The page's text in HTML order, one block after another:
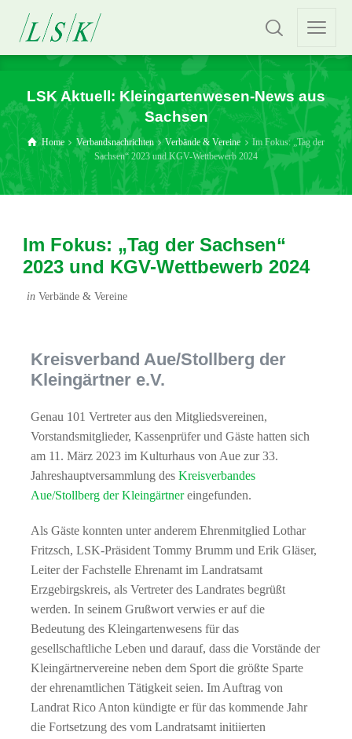
LSK Aktuell: Kleingartenwesen-News aus
Sachsen
Home Verbandsnachrichten Verbände & Vereine
Im Fokus: „Tag der
Sachsen“ 2023 und KGV-Wettbewerb 2024
Im Fokus: „Tag der Sachsen“
2023 und KGV-Wettbewerb 2024
in Verbände & Vereine
Kreisverband Aue/Stollberg der
Kleingärtner e.V.
Genau 101 Vertreter aus den Mitgliedsvereinen,
Vorstandsmitglieder, Kassenprüfer und Gäste hatten sich
am 11. März 2023 im Kulturhaus von Aue zur 33.
Jahreshauptversammlung des Kreisverbandes
Aue/Stollberg der Kleingärtnereingefunden.
Als Gäste konnten unter anderem Ehrenmitglied Lothar
Fritzsch, LSK-Präsident Tommy Brumm und Erik Gläser,
Leiter der Fachstelle Ehrenamt im Landratsamt
Erzgebirgskreis, als Vertreter des Landrates begrüßt
werden. In seinem Grußwort verwies er auf die
Bedeutung des Kleingartenwesens für das
gesellschaftliche Leben und darauf, dass die Vorstände der
Kleingärtnervereine neben dem Sport die größte Sparte
der ehrenamtlichen Tätigkeit seien. Im Auftrag von
Landrat Rico Anton kündigte er für das kommende Jahr
die Fortsetzung des vom Landratsamt initiierten